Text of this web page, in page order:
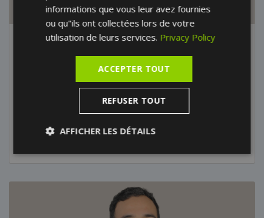
informations que vous leur avez fournies
ou qu"ils ont collectées lors de votre
utilisation de leurs services. Privacy Policy
ACCEPTER TOUT
REFUSER TOUT
AFFICHER LES DÉTAILS